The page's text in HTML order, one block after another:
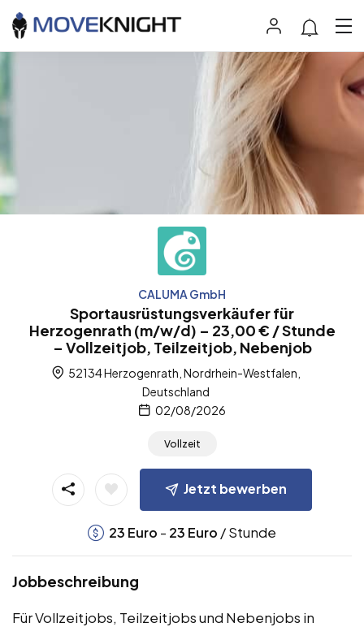
CALUMA GmbH
Sportausrüstungsverkäufer für
Herzogenrath (m/w/d) – 23,00 € / Stunde
– Vollzeitjob, Teilzeitjob, Nebenjob
52134 Herzogenrath, Nordrhein-Westfalen,
Deutschland
02/08/2026
Vollzeit
Jetzt bewerben
23 Euro - 23 Euro / Stunde
Jobbeschreibung
Für Vollzeitjobs, Teilzeitjobs und Nebenjobs in